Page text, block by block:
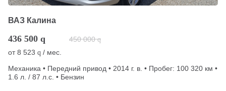
ВАЗ Калина
436 500 q 450 000 q
от8 523 q / мес.
Механика • Передний привод • 2014 г. в. • Пробег: 100 320 км •
1.6 л. / 87 л.с. • Бензин